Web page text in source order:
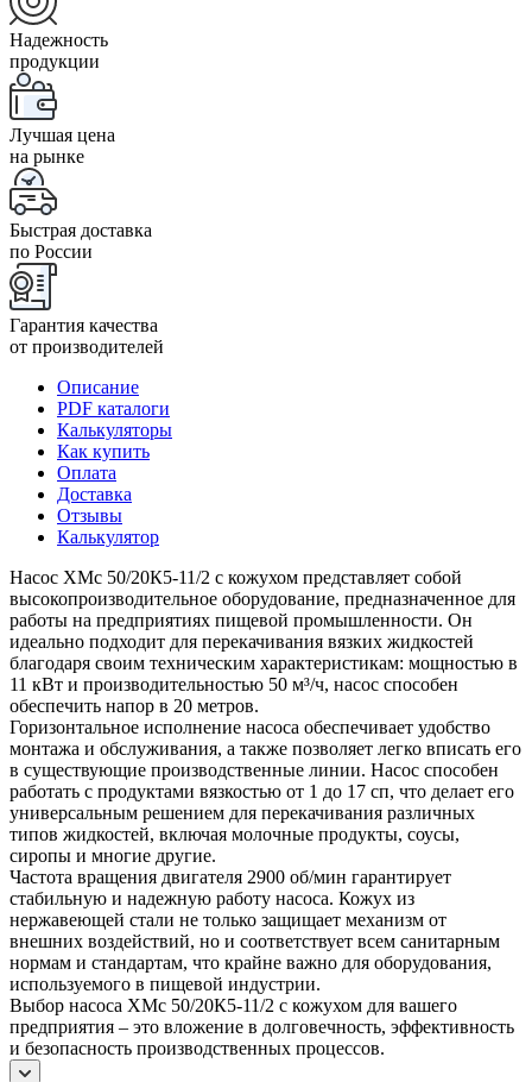
Надежность
продукции
Лучшая цена
на рынке
Быстрая доставка
по России
Гарантия качества
от производителей
Описание
PDF каталоги
Калькуляторы
Как купить
Оплата
Доставка
Отзывы
Калькулятор
Насос ХМс 50/20К5-11/2 с кожухом представляет собой
высокопроизводительное оборудование, предназначенное для
работы на предприятиях пищевой промышленности. Он
идеально подходит для перекачивания вязких жидкостей
благодаря своим техническим характеристикам: мощностью в
11 кВт и производительностью 50 м³/ч, насос способен
обеспечить напор в 20 метров.
Горизонтальное исполнение насоса обеспечивает удобство
монтажа и обслуживания, а также позволяет легко вписать его
в существующие производственные линии. Насос способен
работать с продуктами вязкостью от 1 до 17 сп, что делает его
универсальным решением для перекачивания различных
типов жидкостей, включая молочные продукты, соусы,
сиропы и многие другие.
Частота вращения двигателя 2900 об/мин гарантирует
стабильную и надежную работу насоса. Кожух из
нержавеющей стали не только защищает механизм от
внешних воздействий, но и соответствует всем санитарным
нормам и стандартам, что крайне важно для оборудования,
используемого в пищевой индустрии.
Выбор насоса ХМс 50/20К5-11/2 с кожухом для вашего
предприятия – это вложение в долговечность, эффективность
и безопасность производственных процессов.